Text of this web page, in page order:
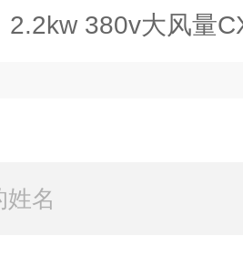
2.2kw 380v大风量CX-